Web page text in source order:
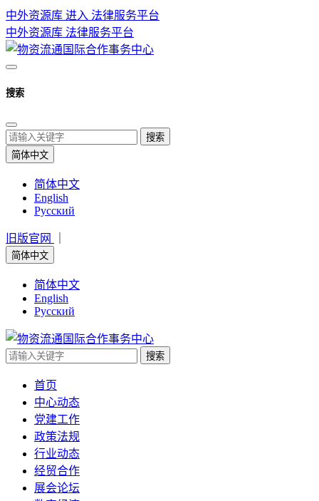
中外资源库 进入 法律服务平台
中外资源库 法律服务平台
搜索
搜索
简体中文
简体中文
English
Русский
旧版官网
简体中文
简体中文
English
Русский
搜索
首页
中心动态
党建工作
政策法规
行业动态
经贸合作
展会论坛